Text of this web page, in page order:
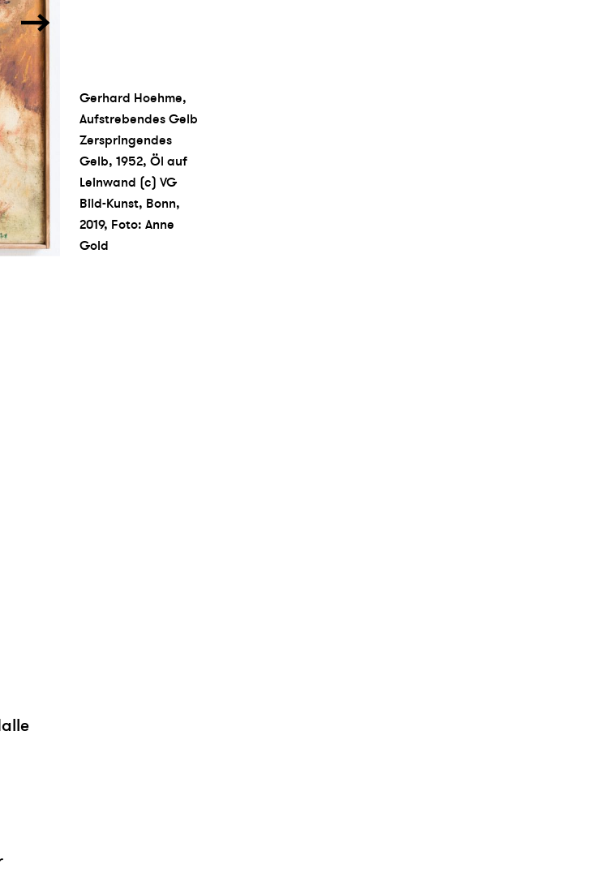
Gerhard Hoehme,
Aufstrebendes Gelb
Zerspringendes
Gelb, 1952, Öl auf
Leinwand (c) VG
Bild-Kunst, Bonn,
2019, Foto: Anne
Gold